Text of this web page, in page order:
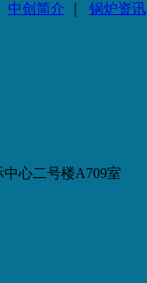
中创简介 锅炉资讯
心二号楼A709室